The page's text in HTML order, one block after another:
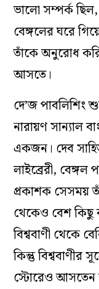
ভালো সম্পর্ক
বেঙ্গলের ঘরে
তাঁকে অনুরোধ
আসতে।
দে’জ
নারায়ণ সান্যাল
একজন। দেব
লাইব্রেরী,
প্রকাশক সেসময়
থেকেও বেশ কিছু
বিশ্ববাণী থেকে
কিন্তু
স্টোরেও আসতেন